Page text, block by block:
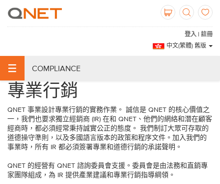
登入 | 註冊
中文(繁體) 舊版
COMPLIANCE
專業行銷
QNET 事業設計專業行銷的實務作業。 誠信是 QNET 的核心價值之
一，我們也要求獨立經銷商 (IR) 在和 QNET、他們的網絡和潛在顧客
經商時，都必須經常秉持誠實公正的態度。 我們制訂大眾可存取的
道德操守準則，以及多國語言版本的政策和程序文件。加入我們的
事業時，所有 IR 都必須簽署專業和道德行銷的承諾聲明。
QNET 的經營有 QNET 諮詢委員會支援。委員會是由法務和直銷專
家團隊組成，為 IR 提供產業建議和專業行銷指導綱領。